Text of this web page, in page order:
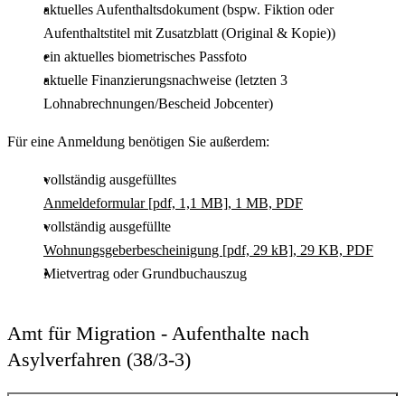
aktuelles Aufenthaltsdokument (bspw. Fiktion oder
Aufenthaltstitel mit Zusatzblatt (Original & Kopie))
ein aktuelles biometrisches Passfoto
aktuelle Finanzierungsnachweise (letzten 3
Lohnabrechnungen/Bescheid Jobcenter)
Für eine Anmeldung benötigen Sie außerdem:
vollständig ausgefülltes
Anmeldeformular [pdf, 1,1 MB], 1 MB, PDF
vollständig ausgefüllte
Wohnungsgeberbescheinigung [pdf, 29 kB], 29 KB, PDF
Mietvertrag oder Grundbuchauszug
Amt für Migration - Aufenthalte nach
Asylverfahren (38/3-3)